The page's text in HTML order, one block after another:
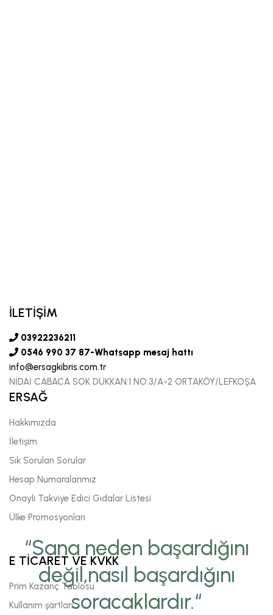
“Sana neden başardığını
değil,nasıl başardığını
soracaklardır.“
İLETİŞİM
03922236211
0546 990 37 87-Whatsapp mesaj hattı
info@ersagkibris.com.tr
NİDAİ CABACA SOK DÜKKAN:1 NO:3/A-2 ORTAKÖY/LEFKOŞA
ERSAĞ
Hakkımızda
İletişim
Sık Sorulan Sorular
Hesap Numaralarımız
Onaylı Takviye Edici Gıdalar Listesi
Ülke Promosyonları
E TİCARET VE KVKK
Prim Kazanç Tablosu
Kullanım şartları